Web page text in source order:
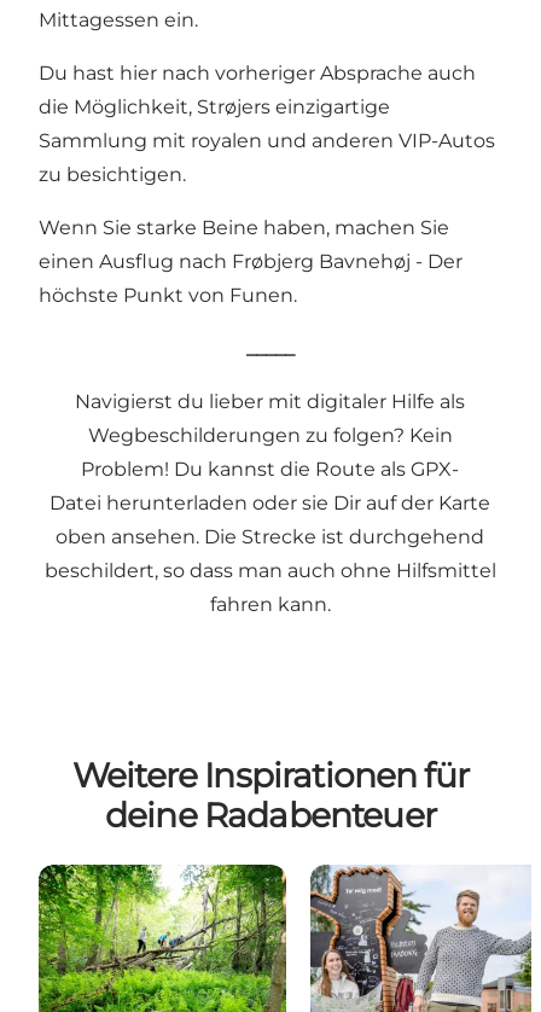
Mittagessen ein.
Du hast hier nach vorheriger Absprache auch
die Möglichkeit, Strøjers einzigartige
Sammlung mit royalen und anderen VIP-Autos
zu besichtigen.
Wenn Sie starke Beine haben, machen Sie
einen Ausflug nach Frøbjerg Bavnehøj - Der
höchste Punkt von Funen.
_____
Navigierst du lieber mit digitaler Hilfe als
Wegbeschilderungen zu folgen? Kein
Problem! Du kannst die Route alsGPX-
Datei herunterladen oder sie Dir auf der Karte
oben ansehen. Die Strecke ist durchgehend
beschildert, so dass man auch ohne Hilfsmittel
fahren kann.
Weitere Inspirationen für
deine Radabenteuer